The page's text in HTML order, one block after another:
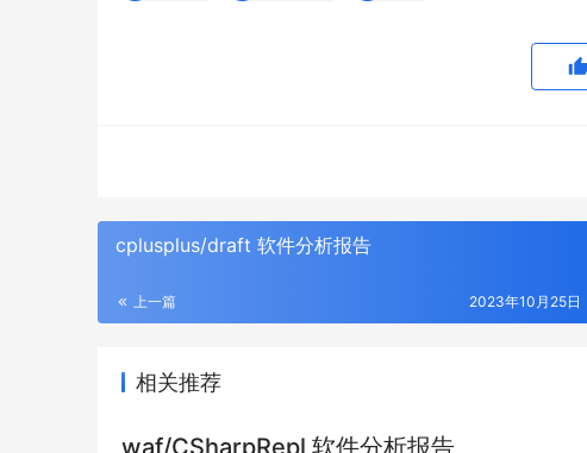
cplusplus/draft 软件分析报告
上一篇 2023年10月25日
相关推荐